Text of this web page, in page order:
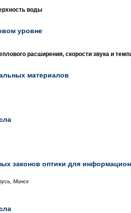
воды
уровне
расширения, скорости звука и
материалов
законов оптики для
Минск